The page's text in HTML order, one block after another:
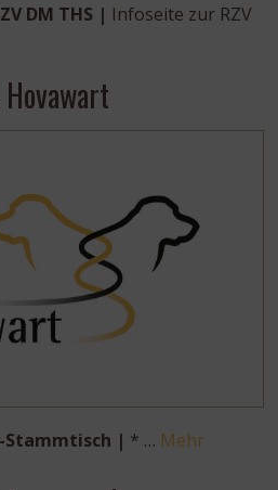
DM THS | Infoseite zur RZV
Stammtisch | * … Mehr